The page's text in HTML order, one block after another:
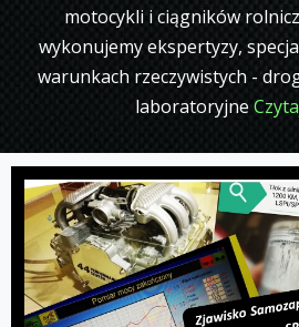
motocykli i ciągników
wykonujemy ekspertyzy,
warunkach rzeczywistych -
laboratoryjne